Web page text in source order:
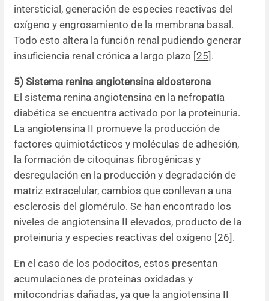
intersticial, generación de especies reactivas del
oxígeno y engrosamiento de la membrana basal.
Todo esto altera la función renal pudiendo generar
insuficiencia renal crónica a largo plazo [25].
5) Sistema renina angiotensina aldosterona
El sistema renina angiotensina en la nefropatía
diabética se encuentra activado por la proteinuria.
La angiotensina II promueve la producción de
factores quimiotácticos y moléculas de adhesión,
la formación de citoquinas fibrogénicas y
desregulación en la producción y degradación de
matriz extracelular, cambios que conllevan a una
esclerosis del glomérulo. Se han encontrado los
niveles de angiotensina II elevados, producto de la
proteinuria y especies reactivas del oxígeno [26].
En el caso de los podocitos, estos presentan
acumulaciones de proteínas oxidadas y
mitocondrias dañadas, ya que la angiotensina II